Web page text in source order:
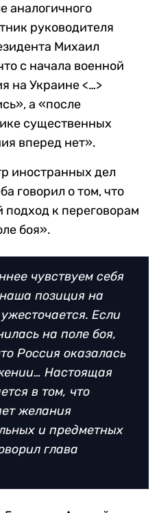
аналогичного
руководителя
Михаил
с начала военной
на Украине<…>
а «после
существенных
вперед нет».
иностранных дел
говорил о том, что
подход к переговорам
боя».
чувствуем себя
позиция на
Если
на поле боя,
Россия оказалась
Настоящая
в том, что
желания
и предметных
глава